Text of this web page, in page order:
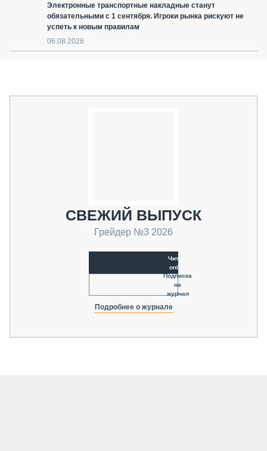
Электронные транспортные накладные станут
обязательными с 1 сентября. Игроки рынка рискуют не
успеть к новым правилам
06.08.2026
СВЕЖИЙ ВЫПУСК
Грейдер №3 2026
Читать
online
Подписка
на
журнал
Подробнее о журнале